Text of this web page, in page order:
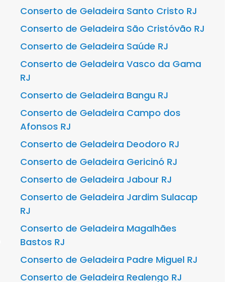
Conserto de Geladeira Santo Cristo RJ
Conserto de Geladeira São Cristóvão RJ
Conserto de Geladeira Saúde RJ
Conserto de Geladeira Vasco da Gama
RJ
Conserto de Geladeira Bangu RJ
Conserto de Geladeira Campo dos
Afonsos RJ
Conserto de Geladeira Deodoro RJ
Conserto de Geladeira Gericinó RJ
Conserto de Geladeira Jabour RJ
Conserto de Geladeira Jardim Sulacap
RJ
Conserto de Geladeira Magalhães
Bastos RJ
Conserto de Geladeira Padre Miguel RJ
Conserto de Geladeira Realengo RJ